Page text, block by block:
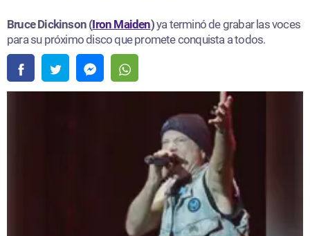
Bruce Dickinson (Iron Maiden)ya terminó de grabar las voces
para su próximo disco que promete conquista a todos.